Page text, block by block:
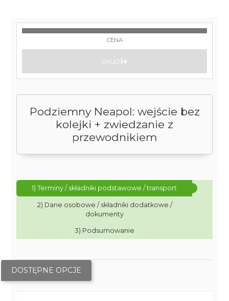
Podziemny Neapol: wejście bez
kolejki + zwiedzanie z
przewodnikiem
1) Terminy / składniki podstawowe / transport
2) Dane osobowe / składniki dodatkowe /
dokumenty
3) Podsumowanie
DOSTĘPNE OPCJE
CENA
DALEJ